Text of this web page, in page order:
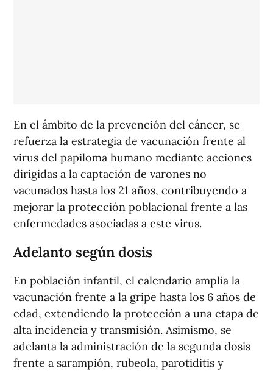
En el ámbito de la prevención del cáncer, se
refuerza la estrategia de vacunación frente al
virus del papiloma humano mediante acciones
dirigidas a la captación de varones no
vacunados hasta los 21 años, contribuyendo a
mejorar la protección poblacional frente a las
enfermedades asociadas a este virus.
Adelanto según dosis
En población infantil, el calendario amplía la
vacunación frente a la gripe hasta los 6 años de
edad, extendiendo la protección a una etapa de
alta incidencia y transmisión. Asimismo, se
adelanta la administración de la segunda dosis
frente a sarampión, rubeola, parotiditis y